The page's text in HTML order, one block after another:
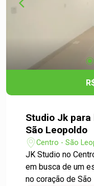
informações ou
contato conosco.
ajudá-lo a encontrar seu
o seu novo
Studio Jk
São Leopoldo
Centro - São
JK Studio no Centro
em busca de um
no coração de